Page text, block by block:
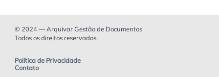
© 2024 — Arquivar Gestão de Documentos
Todos os direitos reservados.
Política de Privacidade
Contato